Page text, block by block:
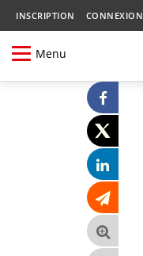
INSCRIPTION CONNEXION
Menu